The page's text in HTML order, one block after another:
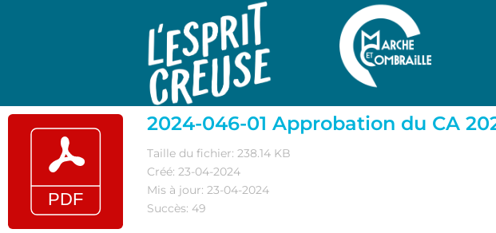
2024-046-01 Approbation du CA
Taille du fichier: 238.14 KB
Créé: 23-04-2024
Mis à jour: 23-04-2024
Succès: 49